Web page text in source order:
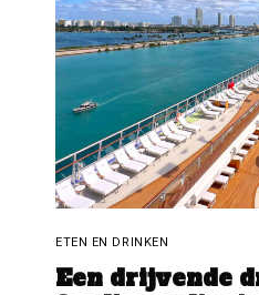
ETEN EN DRINKEN
Een drijvende